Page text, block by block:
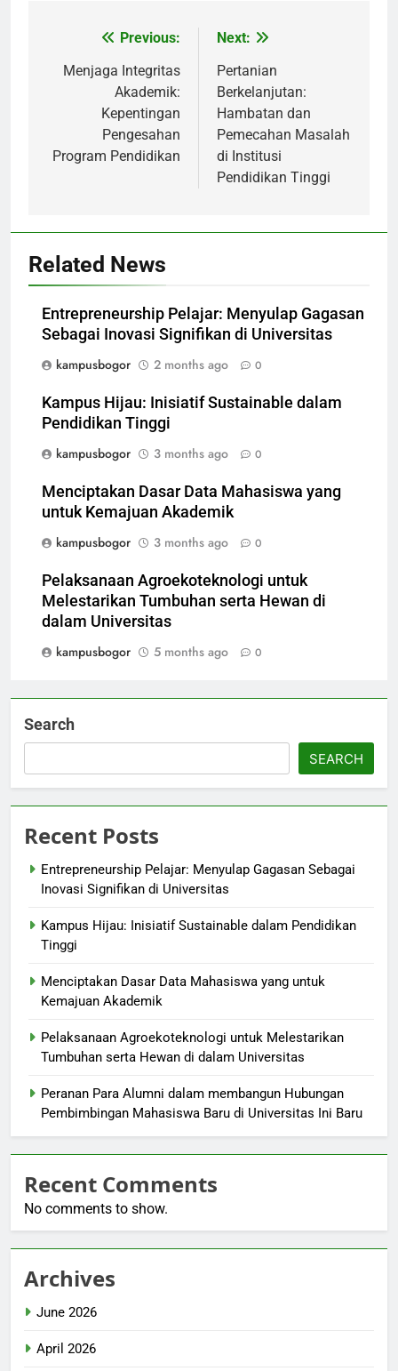
navigation
Previous:
Menjaga Integritas
Akademik:
Kepentingan
Pengesahan
Program Pendidikan
Next:
Pertanian
Berkelanjutan:
Hambatan dan
Pemecahan Masalah
di Institusi
Pendidikan Tinggi
Related News
Entrepreneurship Pelajar: Menyulap Gagasan
Sebagai Inovasi Signifikan di Universitas
kampusbogor
2 months ago 0
Kampus Hijau: Inisiatif Sustainable dalam
Pendidikan Tinggi
kampusbogor
3 months ago 0
Menciptakan Dasar Data Mahasiswa yang
untuk Kemajuan Akademik
kampusbogor
3 months ago 0
Pelaksanaan Agroekoteknologi untuk
Melestarikan Tumbuhan serta Hewan di
dalam Universitas
kampusbogor
5 months ago 0
Search
SEARCH
Recent Posts
Entrepreneurship Pelajar: Menyulap Gagasan Sebagai
Inovasi Signifikan di Universitas
Kampus Hijau: Inisiatif Sustainable dalam Pendidikan
Tinggi
Menciptakan Dasar Data Mahasiswa yang untuk
Kemajuan Akademik
Pelaksanaan Agroekoteknologi untuk Melestarikan
Tumbuhan serta Hewan di dalam Universitas
Peranan Para Alumni dalam membangun Hubungan
Pembimbingan Mahasiswa Baru di Universitas Ini Baru
Recent Comments
No comments to show.
Archives
June 2026
April 2026